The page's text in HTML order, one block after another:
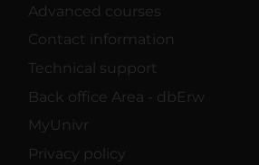
Advanced courses
Contact information
Technical support
Back office Area - dbErw
MyUnivr
Privacy policy